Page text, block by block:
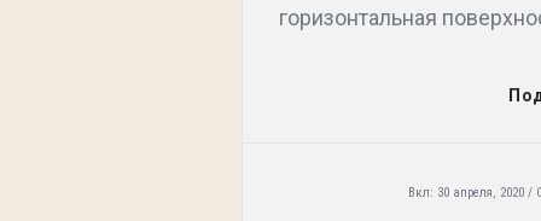
горизонтальная
Вкл: 30 апреля, 2020